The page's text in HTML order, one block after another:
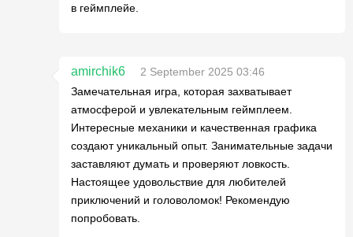
в геймплейе.
amirchik6
2 September 2025 03:46
Замечательная игра, которая захватывает
атмосферой и увлекательным геймплеем.
Интересные механики и качественная графика
создают уникальный опыт. Занимательные задачи
заставляют думать и проверяют ловкость.
Настоящее удовольствие для любителей
приключений и головоломок! Рекомендую
попробовать.